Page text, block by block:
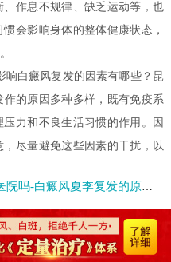
作息不规律、缺乏运动等，也
会影响身体的整体健康状态，
白癜风复发的因素有哪些？ 昆
作的原因多种多样，既有免疫系
力和不良生活习惯的作用。因
尽量避免这些因素的干扰，以
-白癜风夏季复发的原因有哪些